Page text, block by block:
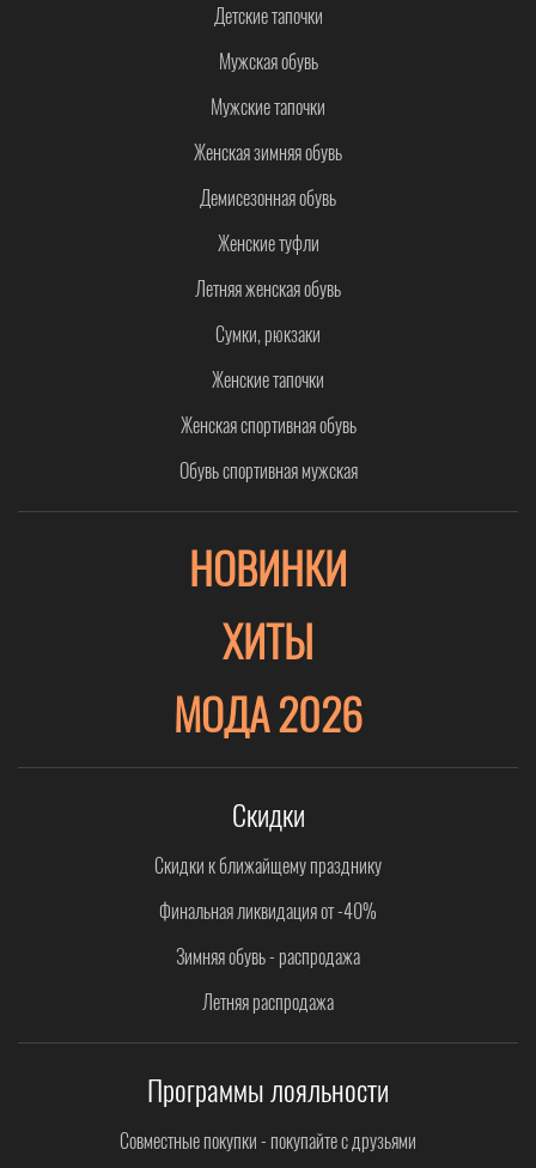
Детские тапочки
Мужская обувь
Мужские тапочки
Женская зимняя обувь
Демисезонная обувь
Женские туфли
Летняя женская обувь
Сумки, рюкзаки
Женские тапочки
Женская спортивная обувь
Обувь спортивная мужская
НОВИНКИ
ХИТЫ
МОДА 2026
Скидки
Скидки к ближайщему празднику
Финальная ликвидация от -40%
Зимняя обувь - распродажа
Летняя распродажа
Программы лояльности
Совместные покупки - покупайте с друзьями